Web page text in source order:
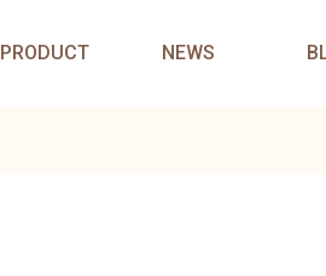
PRODUCT NEWS